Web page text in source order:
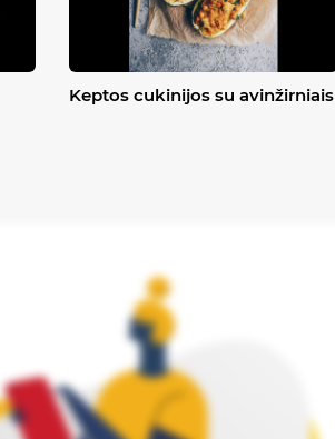
Keptos cukinijos su avinžirniais